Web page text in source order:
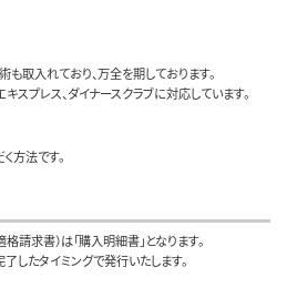
取入れており、万全を期しております。
キスプレス、ダイナースクラブに対応しています。
方法です。
請求書）は「購入明細書」となります。
したタイミングで発行いたします。